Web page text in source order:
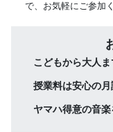
で、お気軽にご参加
こどもから大人
授業料は安心の
ヤマハ得意の音